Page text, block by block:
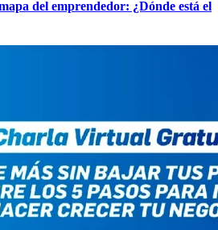
del emprendedor: ¿Dónde está el